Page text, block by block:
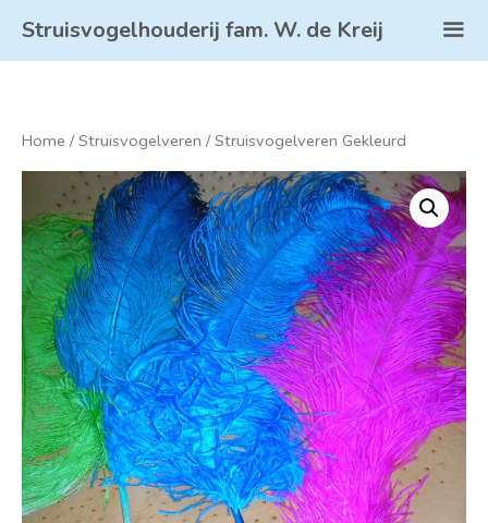
Struisvogelhouderij fam. W. de Kreij
Home / Struisvogelveren / Struisvogelveren Gekleurd